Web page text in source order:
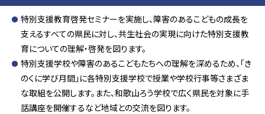
特別支援教育啓発セミナーを実施し、障害のあるこどもの成長を
支えるすべての県民に対し、共生社会の実現に向けた特別支援教
育についての理解・啓発を図ります。
特別支援学校や障害のあるこどもたちへの理解を深めるため、「き
のくに学び月間」に各特別支援学校で授業や学校行事等さまざま
な取組を公開します。また、和歌山ろう学校で広く県民を対象に手
話講座を開催するなど地域との交流を図ります。